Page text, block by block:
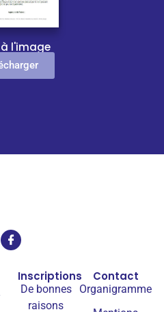
l'image
Inscriptions
De bonnes
raisons
Contact
Organigramme